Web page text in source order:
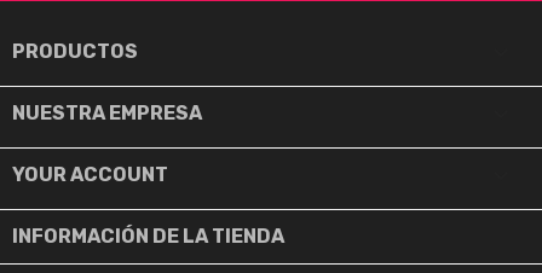
PRODUCTOS
NUESTRA EMPRESA
YOUR ACCOUNT
INFORMACIÓN DE LA TIENDA